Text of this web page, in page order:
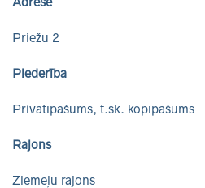
Priežu 2
Piederība
Privātīpašums, t.sk. kopīpašums
Rajons
Ziemeļu rajons